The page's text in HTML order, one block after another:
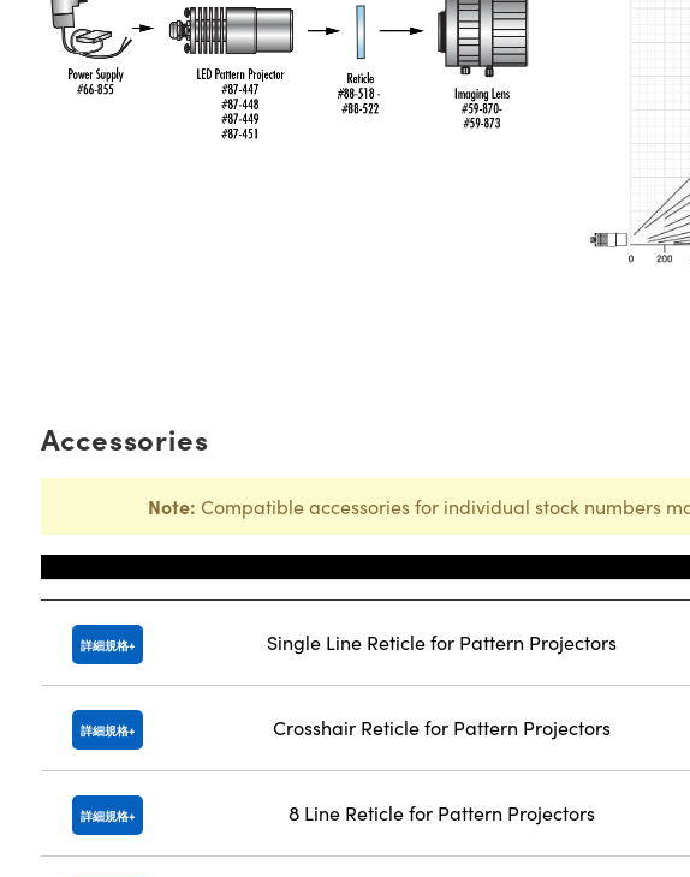
Accessories
Note: Compatible accessories for individual stock numbers
詳細規格 Single Line Reticle for Pattern Projectors
詳細規格 Crosshair Reticle for Pattern Projectors
詳細規格 8 Line Reticle for Pattern Projectors